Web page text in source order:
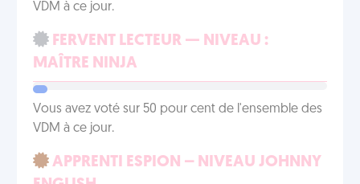
VDM à ce jour.
FERVENT LECTEUR — NIVEAU :
MAÎTRE NINJA
Vous avez voté sur 50 pour cent de l'ensemble des
VDM à ce jour.
APPRENTI ESPION – NIVEAU JOHNNY